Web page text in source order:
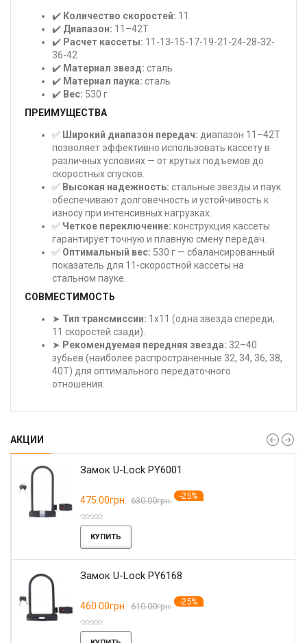
✔️ Количество скоростей: 11
✔️ Диапазон: 11–42T
✔️ Расчет кассеты: 11-13-15-17-19-21-24-28-32-
36-42
✔️ Материал звезд: сталь
✔️ Материал паука: сталь
✔️ Вес: 530 г
ПРЕИМУЩЕСТВА
✅ Широкий диапазон передач: диапазон 11–42T
позволяет эффективно использовать кассету в
различных условиях — от крутых подъемов до
скоростных спусков.
✅ Высокая надежность: стальные звезды и паук
обеспечивают долговечность и устойчивость к
износу при интенсивных нагрузках.
✅ Четкое переключение: конструкция кассеты
гарантирует точную и плавную смену передач.
✅ Оптимальный вес: 530 г — сбалансированный
показатель для 11-скоростной кассеты на
стальном пауке.
СОВМЕСТИМОСТЬ
➤ Тип трансмиссии: 1x11 (одна звезда спереди,
11 скоростей сзади).
➤ Рекомендуемая передняя звезда: 32–40
зубьев (наиболее распространенные 32, 34, 36, 38,
40T) для оптимального передаточного
отношения.
АКЦИИ
Замок U-Lock PY6001
475.00грн. 630.00грн. -25%
КУПИТЬ
Замок U-Lock PY6168
460.00грн. 610.00грн. -25%